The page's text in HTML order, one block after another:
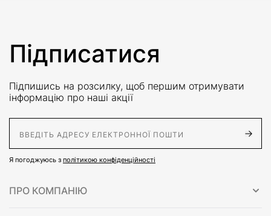
Підписатися
Підпишись на розсилку, щоб першим отримувати
інформацію про наші акції
Я погоджуюсь з політикою конфіденційності
ПРО КОМПАНІЮ